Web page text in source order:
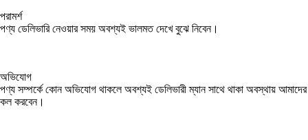
পরামর্শ
পণ্য ডেলিভারি নেওয়ার সময় অবশ্যই ভালমত দেখে বুঝে নিবেন।
অভিযোগ
পণ্য সম্পর্কে কোন অভিযোগ থাকলে অবশ্যই ডেলিভারী ম্যান সাথে থাকা অবস্থায় আমাদের
কল করবেন।